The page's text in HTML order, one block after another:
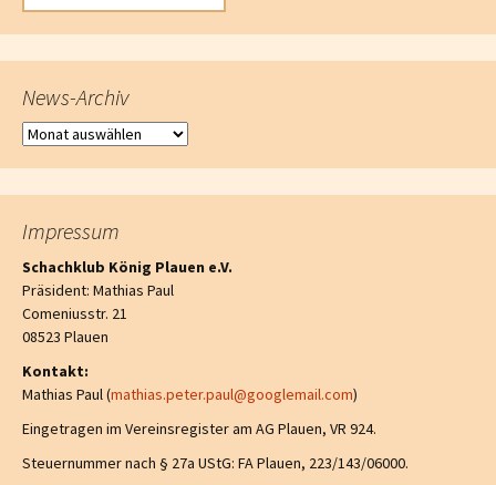
News-Archiv
News-Archiv
Impressum
Schachklub König Plauen e.V.
Präsident: Mathias Paul
Comeniusstr. 21
08523 Plauen
Kontakt:
Mathias Paul (mathias.peter.paul@googlemail.com)
Eingetragen im Vereinsregister am AG Plauen, VR 924.
Steuernummer nach § 27a UStG: FA Plauen, 223/143/06000.